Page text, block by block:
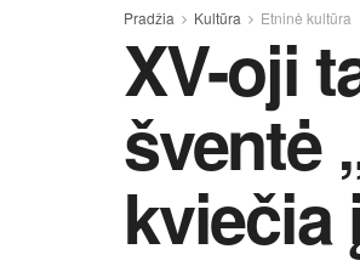
Pradžia Kultūra Etninė kultūra
XV-oji
šventė
kviečia